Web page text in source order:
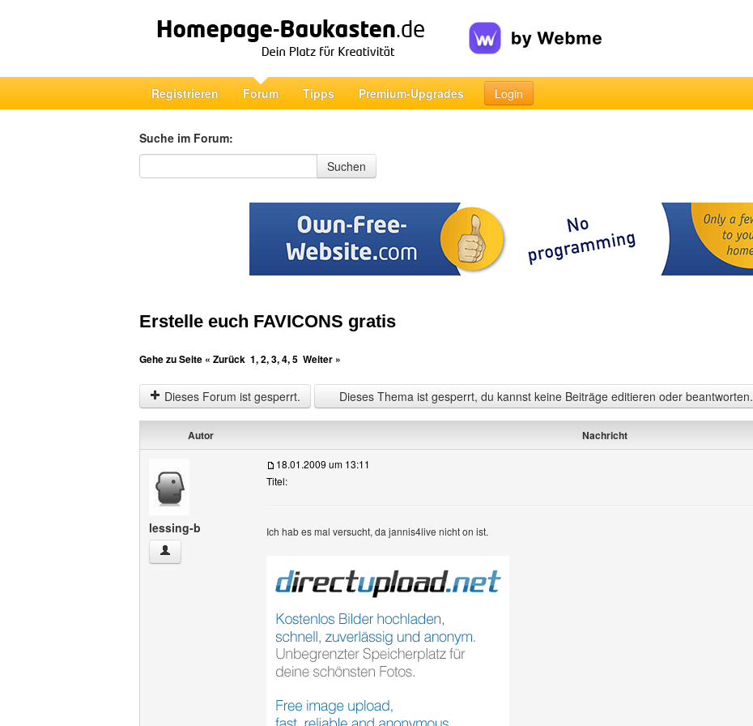
Registrieren Forum Tipps Premium-Upgrades Login
Suche im Forum:
Suche im Forum
Suchen
Erstelle euch FAVICONS gratis
Gehe zu Seite « Zurück 1,2,3,4,5 Weiter »
Dieses Forum ist gesperrt. Dieses Thema ist gesperrt, du kannst keine Beiträge editieren oder beantworten.
Autor Nachricht
lessing-b
lessing-b Benutzer-Profile anzeigen
18.01.2009 um 13:11
Titel:
Ich hab es mal versucht, da jannis4live nicht on ist.